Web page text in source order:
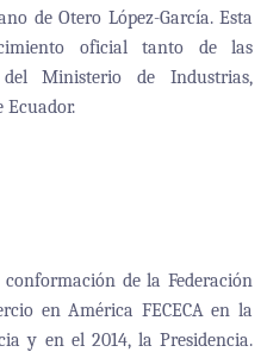
de Otero López-García. Esta
oficial tanto de las
Ministerio de Industrias,
Ecuador.
de la Federación
en América FECECA en la
y en el 2014, la Presidencia.